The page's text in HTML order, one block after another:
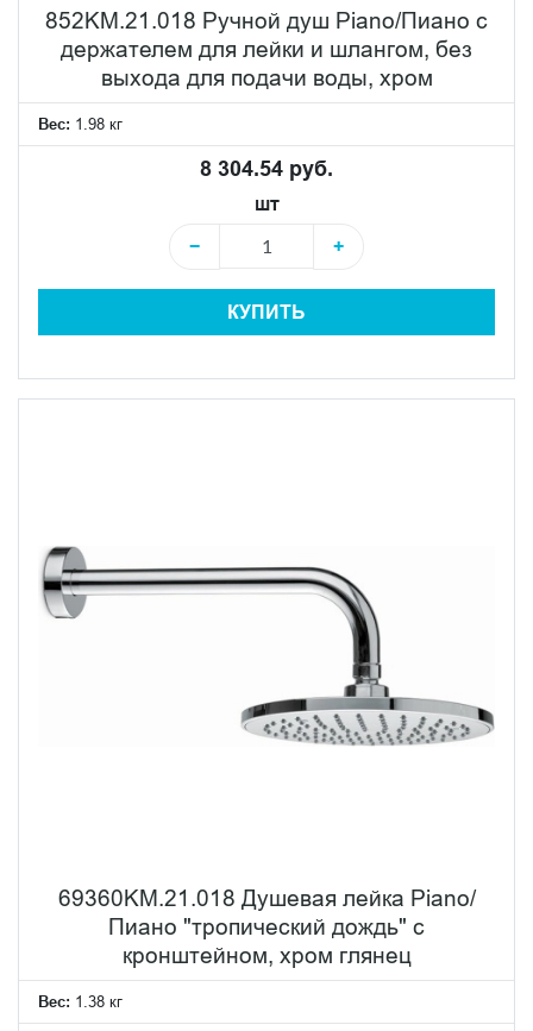
852KM.21.018 Ручной душ Piano/Пиано с
держателем для лейки и шлангом, без
выхода для подачи воды, хром
Вес: 1.98 кг
8 304.54 руб.
шт
−
+
КУПИТЬ
69360KM.21.018 Душевая лейка Piano/
Пиано "тропический дождь" с
кронштейном, хром глянец
Вес: 1.38 кг